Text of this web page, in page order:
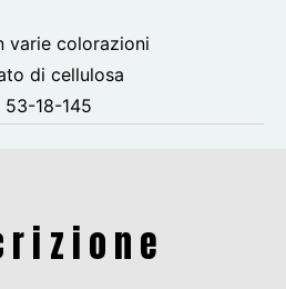
varie colorazioni
di cellulosa
53-18-145